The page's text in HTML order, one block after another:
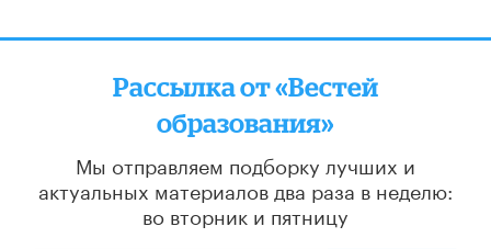
Рассылка от «Вестей
образования»
Мы отправляем подборку лучших и
актуальных материалов два раза в неделю:
во вторник и пятницу